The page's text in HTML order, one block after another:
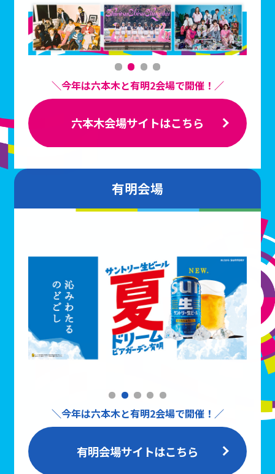
＼今年は六本木と有明2会場で開催！／
六本木会場サイトはこちら
有明会場
＼今年は六本木と有明2会場で開催！／
有明会場サイトはこちら